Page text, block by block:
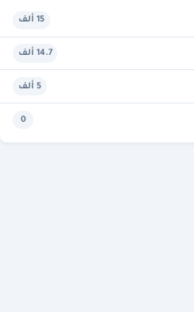
15 ألف
14.7 ألف
5 ألف
0